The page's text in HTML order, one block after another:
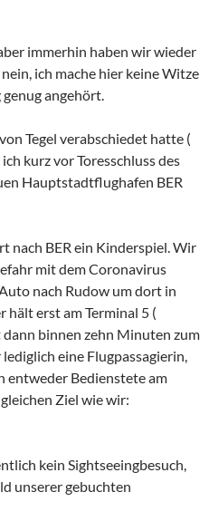
immerhin haben wir wieder
ich mache hier keine Witze
genug angehört.
Tegel verabschiedet hatte (
kurz vor Toresschluss des
Hauptstadtflughafen BER
nach BER ein Kinderspiel. Wir
mit dem Coronavirus
nach Rudow um dort in
hält erst am Terminal 5 (
binnen zehn Minuten zum
eine Flugpassagierin,
entweder Bedienstete am
Ziel wie wir:
kein Sightseeingbesuch,
unserer gebuchten